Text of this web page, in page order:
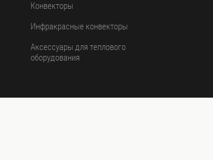
Конвекторы
Инфракрасные конвекторы
Аксессуары для теплового
оборудования